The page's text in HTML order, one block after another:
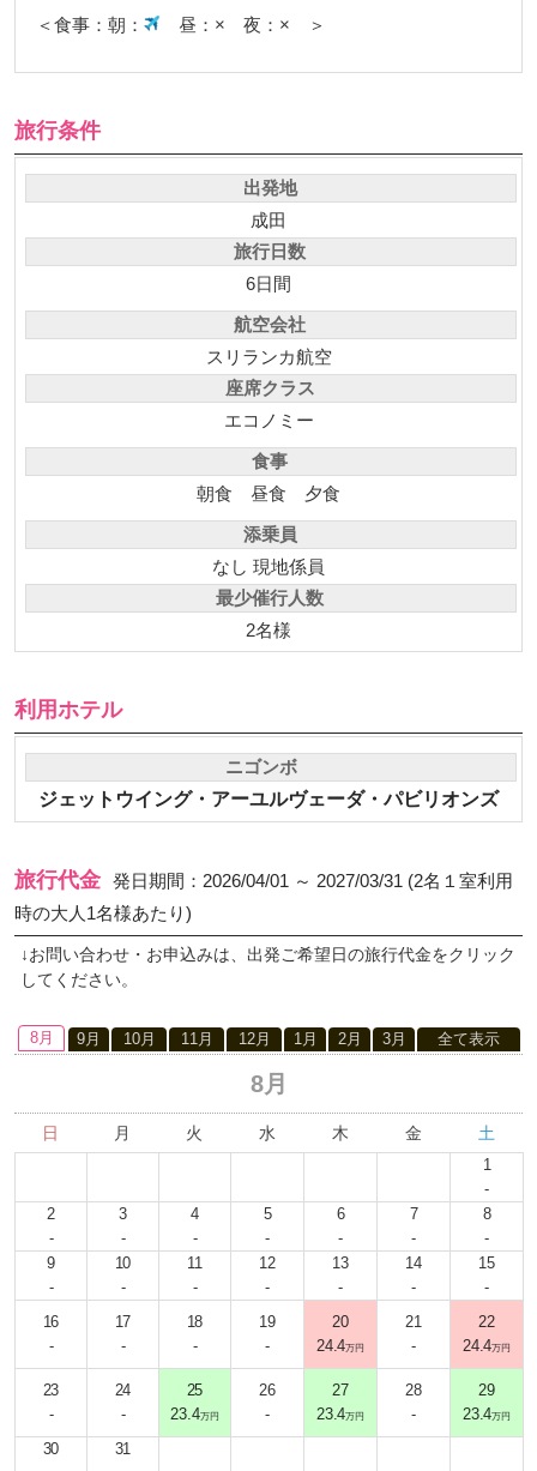
＜食事：朝：
昼：× 夜：× ＞
旅行条件
出発地
成田
旅行日数
6日間
航空会社
スリランカ航空
座席クラス
エコノミー
食事
朝食 昼食 夕食
添乗員
なし 現地係員
最少催行人数
2名様
利用ホテル
ニゴンボ
ジェットウイング・アーユルヴェーダ・パビリオンズ
旅行代金 発日期間：2026/04/01 ～ 2027/03/31 (2名１室利用
時の大人1名様あたり)
↓お問い合わせ・お申込みは、出発ご希望日の旅行代金をクリック
してください。
8月 9月 10月 11月 12月 1月 2月 3月 全て表示
8月
日 月 火 水 木 金 土
1
-
2
-
3
-
4
-
5
-
6
-
7
-
8
-
9
-
10
-
11
-
12
-
13
-
14
-
15
-
16
-
17
-
18
-
19
-
20
24.4万円
21
-
22
24.4万円
23
-
24
-
25
23.4万円
26
-
27
23.4万円
28
-
29
23.4万円
30
31